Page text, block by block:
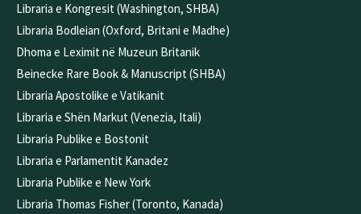
Libraria e Kongresit (Washington, SHBA)
Libraria Bodleian (Oxford, Britani e Madhe)
Dhoma e Leximit në Muzeun Britanik
Beinecke Rare Book & Manuscript (SHBA)
Libraria Apostolike e Vatikanit
Libraria e Shën Markut (Venezia, Itali)
Libraria Publike e Bostonit
Libraria e Parlamentit Kanadez
Libraria Publike e New York
Libraria Thomas Fisher (Toronto, Kanada)